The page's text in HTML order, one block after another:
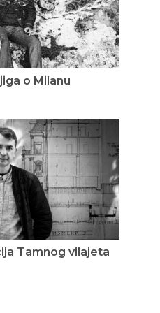
o Milanu
Tamnog vilajeta